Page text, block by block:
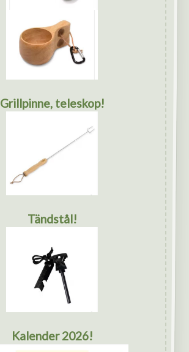
Grillpinne, teleskop!
Tändstål!
Kalender 2026!